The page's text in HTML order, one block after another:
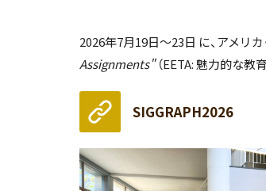
2026年7月19日～23日 に、アメリ
Assignments"（EETA: 魅力的な教
SIGGRAPH2026